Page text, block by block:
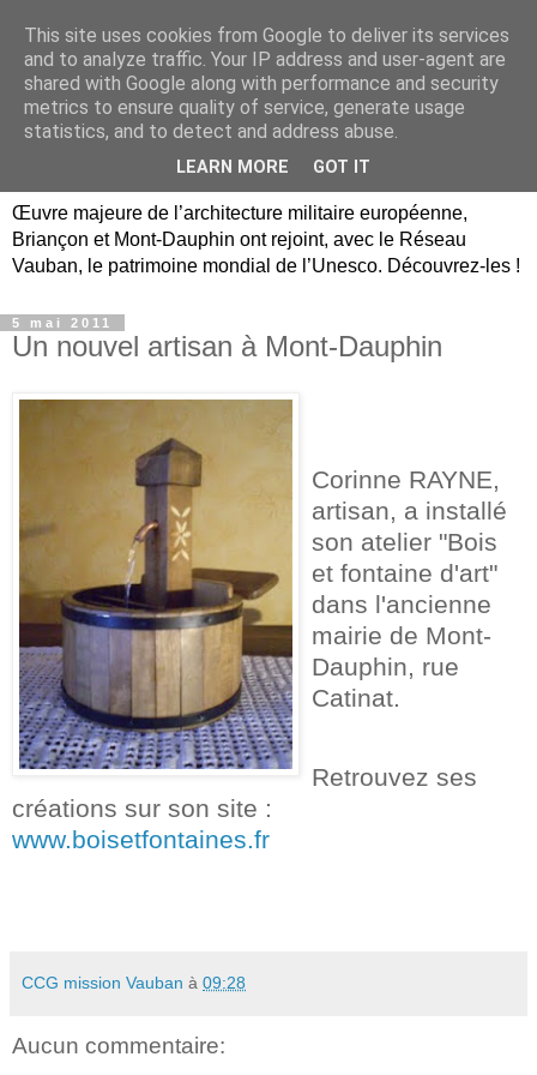
Briançon, Mont-Dauphin,
Vauban Unesco Hautes-
Œuvre majeure de l’architecture militaire européenne,
Briançon et Mont-Dauphin ont rejoint, avec le Réseau
Vauban, le patrimoine mondial de l’Unesco. Découvrez-les !
5 mai 2011
Un nouvel artisan à Mont-Dauphin
Corinne RAYNE,
artisan, a installé
son atelier "Bois
et fontaine d'art"
dans l'ancienne
mairie de Mont-
Dauphin, rue
Catinat.
Retrouvez ses
créations sur son site :
www.boisetfontaines.fr
CCG mission Vauban à 09:28
Aucun commentaire:
This site uses cookies from Google to deliver its services
and to analyze traffic. Your IP address and user-agent are
shared with Google along with performance and security
metrics to ensure quality of service, generate usage
statistics, and to detect and address abuse.
LEARN MORE GOT IT